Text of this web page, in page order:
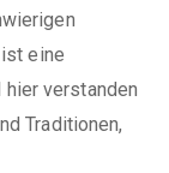
eine
verstanden
Traditionen,